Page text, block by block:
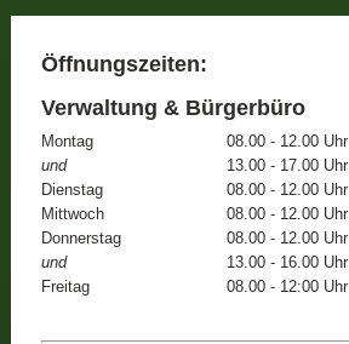
Öffnungszeiten:
Verwaltung & Bürgerbüro
Montag
08.00 - 12.00 Uhr
und
13.00 - 17.00 Uhr
Dienstag
08.00 - 12.00 Uhr
Mittwoch
08.00 - 12.00 Uhr
Donnerstag
08.00 - 12.00 Uhr
und
13.00 - 16.00 Uhr
Freitag
08.00 - 12:00 Uhr